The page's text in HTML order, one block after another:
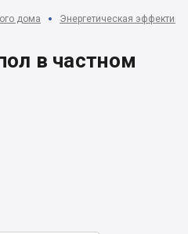
дома Энергетическая
в частном